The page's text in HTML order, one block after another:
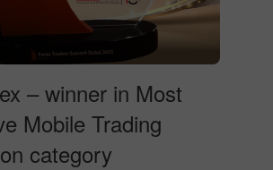
– winner in Most
Mobile Trading
category